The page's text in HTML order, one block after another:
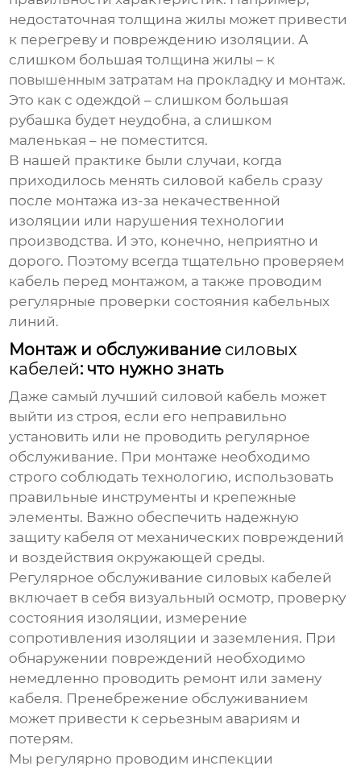
недостаточная толщина жилы может привести
к перегреву и повреждению изоляции. А
слишком большая толщина жилы – к
повышенным затратам на прокладку и монтаж.
Это как с одеждой – слишком большая
рубашка будет неудобна, а слишком
маленькая – не поместится.
В нашей практике были случаи, когда
приходилось менять силовой кабель сразу
после монтажа из-за некачественной
изоляции или нарушения технологии
производства. И это, конечно, неприятно и
дорого. Поэтому всегда тщательно проверяем
кабель перед монтажом, а также проводим
регулярные проверки состояния кабельных
линий.
Монтаж и обслуживание силовых
кабелей: что нужно знать
Даже самый лучший силовой кабель может
выйти из строя, если его неправильно
установить или не проводить регулярное
обслуживание. При монтаже необходимо
строго соблюдать технологию, использовать
правильные инструменты и крепежные
элементы. Важно обеспечить надежную
защиту кабеля от механических повреждений
и воздействия окружающей среды.
Регулярное обслуживание силовых кабелей
включает в себя визуальный осмотр, проверку
состояния изоляции, измерение
сопротивления изоляции и заземления. При
обнаружении повреждений необходимо
немедленно проводить ремонт или замену
кабеля. Пренебрежение обслуживанием
может привести к серьезным авариям и
потерям.
Мы регулярно проводим инспекции